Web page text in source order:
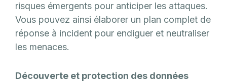
risques émergents pour anticiper les attaques.
Vous pouvez ainsi élaborer un plan complet de
réponse à incident pour endiguer et neutraliser
les menaces.
Découverte et protection des données